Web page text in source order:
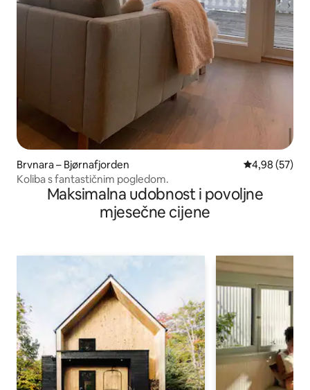
Brvnara – Bjørnafjorden Prosječna
4,98 (57)
Koliba s fantastičnim pogledom.
Maksimalna udobnost i povoljne
mjesečne cijene